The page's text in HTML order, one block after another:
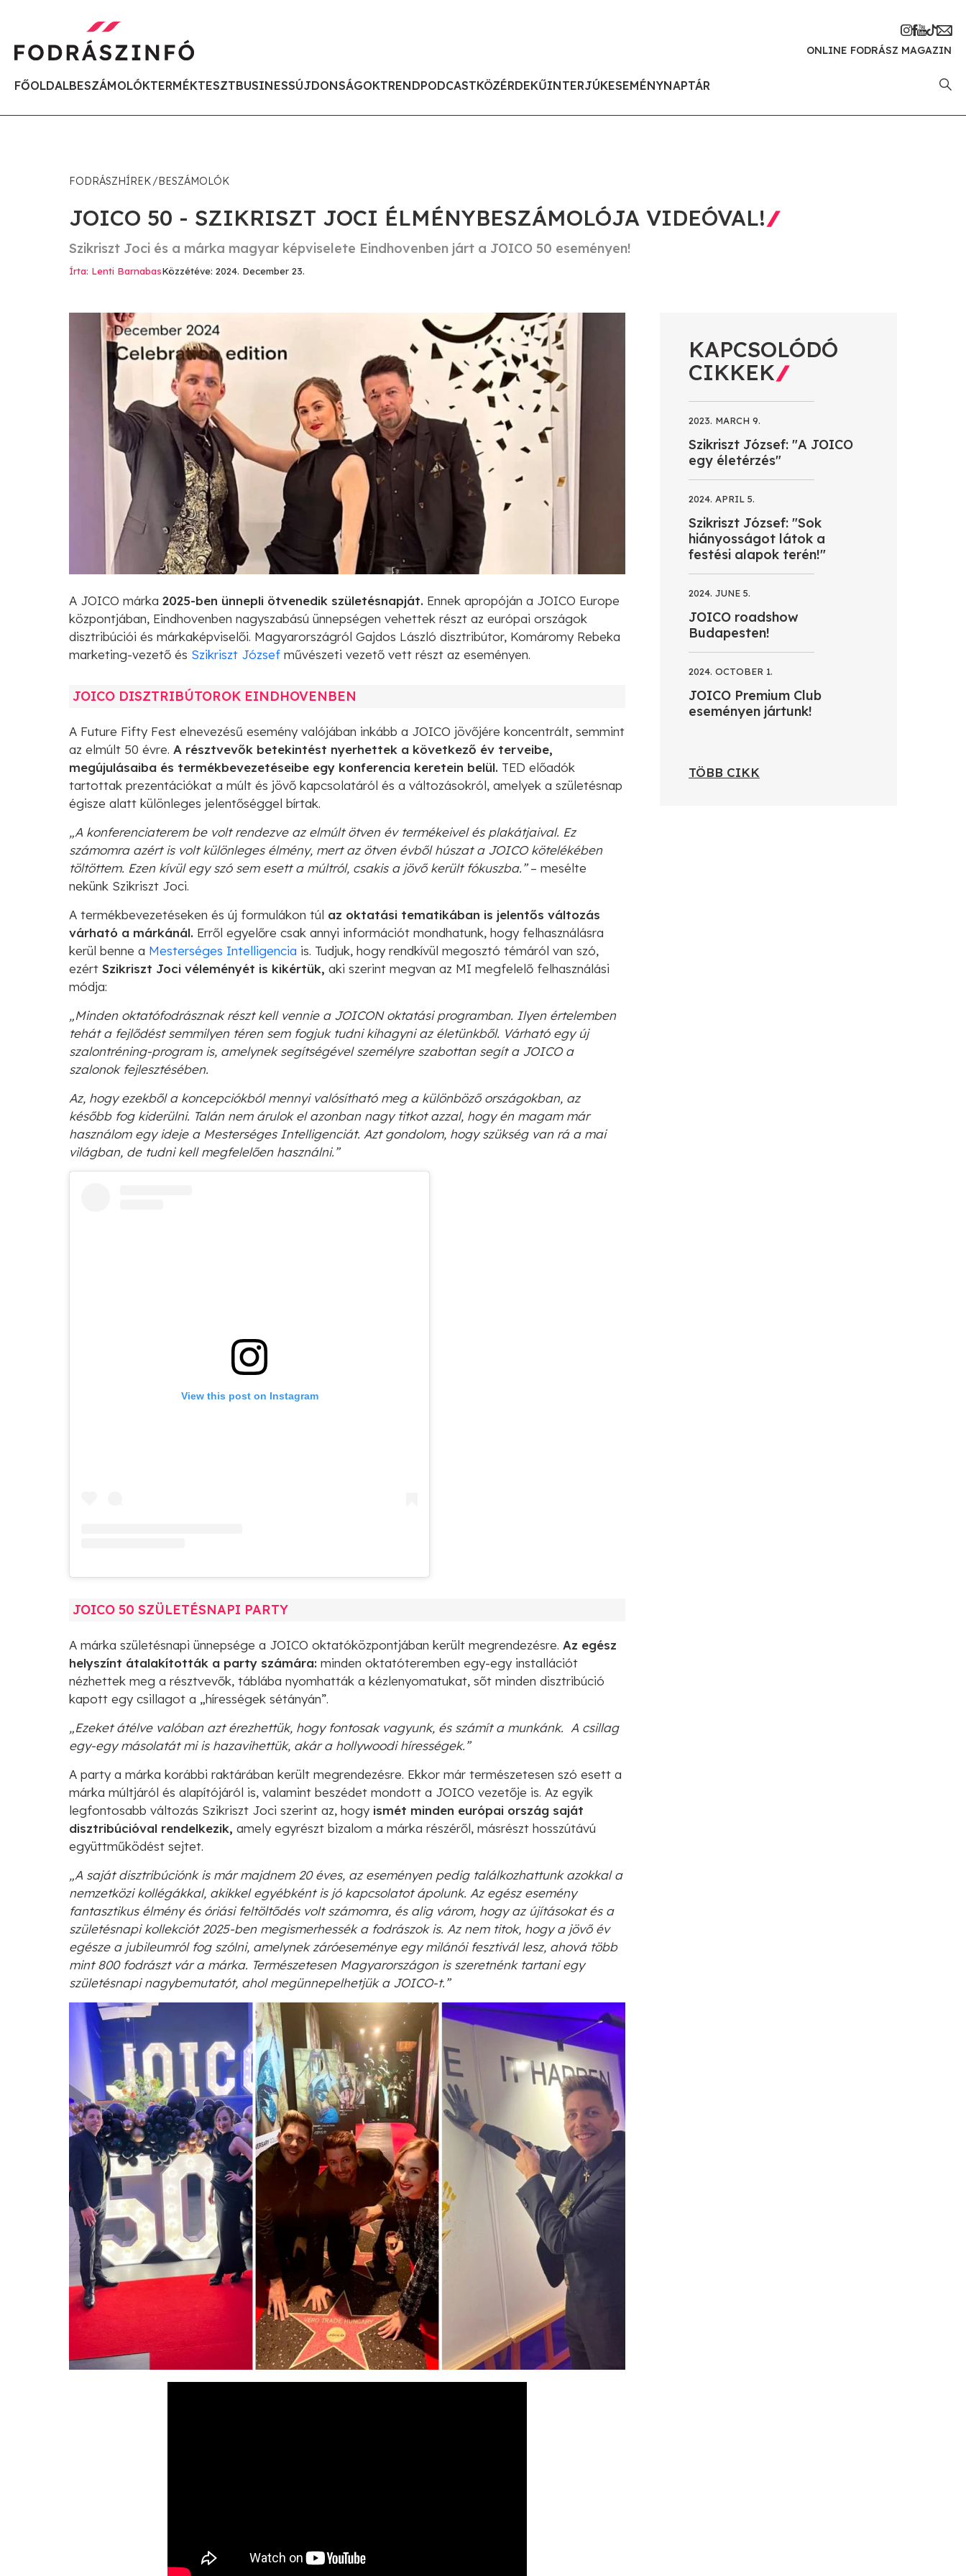
ONLINE FODRÁSZ MAGAZIN
FŐOLDALBESZÁMOLÓKTERMÉKTESZTBUSINESSÚJDONSÁGOKTRENDPODCASTKÖZÉRDEKŰINTERJÚKESEMÉNYNAPTÁR
FODRÁSZHÍREK BESZÁMOLÓK
JOICO 50 - SZIKRISZT JOCI ÉLMÉNYBESZÁMOLÓJA VIDEÓVAL!
Szikriszt Joci és a márka magyar képviselete Eindhovenben járt a JOICO 50 eseményen!
Írta: Lenti BarnabasKözzétéve: 2024. December 23.
A JOICO márka 2025-ben ünnepli ötvenedik születésnapját. Ennek apropóján a JOICO Europe
központjában, Eindhovenben nagyszabású ünnepségen vehettek részt az európai országok
disztribúciói és márkaképviselői. Magyarországról Gajdos László disztribútor, Komáromy Rebeka
marketing-vezető és Szikriszt József művészeti vezető vett részt az eseményen.
JOICO DISZTRIBÚTOROK EINDHOVENBEN
A Future Fifty Fest elnevezésű esemény valójában inkább a JOICO jövőjére koncentrált, semmint
az elmúlt 50 évre. A résztvevők betekintést nyerhettek a következő év terveibe,
megújulásaiba és termékbevezetéseibe egy konferencia keretein belül. TED előadók
tartottak prezentációkat a múlt és jövő kapcsolatáról és a változásokról, amelyek a születésnap
égisze alatt különleges jelentőséggel bírtak.
„A konferenciaterem be volt rendezve az elmúlt ötven év termékeivel és plakátjaival. Ez
számomra azért is volt különleges élmény, mert az ötven évből húszat a JOICO kötelékében
töltöttem. Ezen kívül egy szó sem esett a múltról, csakis a jövő került fókuszba.”– mesélte
nekünk Szikriszt Joci.
A termékbevezetéseken és új formulákon túl az oktatási tematikában is jelentős változás
várható a márkánál. Erről egyelőre csak annyi információt mondhatunk, hogy felhasználásra
kerül benne a Mesterséges Intelligencia is. Tudjuk, hogy rendkívül megosztó témáról van szó,
ezért Szikriszt Joci véleményét is kikértük, aki szerint megvan az MI megfelelő felhasználási
módja:
„Minden oktatófodrásznak részt kell vennie a JOICON oktatási programban. Ilyen értelemben
tehát a fejlődést semmilyen téren sem fogjuk tudni kihagyni az életünkből. Várható egy új
szalontréning-program is, amelynek segítségével személyre szabottan segít a JOICO a
szalonok fejlesztésében.
Az, hogy ezekből a koncepciókból mennyi valósítható meg a különböző országokban, az
később fog kiderülni. Talán nem árulok el azonban nagy titkot azzal, hogy én magam már
használom egy ideje a Mesterséges Intelligenciát. Azt gondolom, hogy szükség van rá a mai
világban, de tudni kell megfelelően használni.”
View this post on Instagram
JOICO 50 SZÜLETÉSNAPI PARTY
A márka születésnapi ünnepsége a JOICO oktatóközpontjában került megrendezésre. Az egész
helyszínt átalakították a party számára: minden oktatóteremben egy-egy installációt
nézhettek meg a résztvevők, táblába nyomhatták a kézlenyomatukat, sőt minden disztribúció
kapott egy csillagot a „hírességek sétányán”.
„Ezeket átélve valóban azt érezhettük, hogy fontosak vagyunk, és számít a munkánk. A csillag
egy-egy másolatát mi is hazavihettük, akár a hollywoodi hírességek.”
A party a márka korábbi raktárában került megrendezésre. Ekkor már természetesen szó esett a
márka múltjáról és alapítójáról is, valamint beszédet mondott a JOICO vezetője is. Az egyik
legfontosabb változás Szikriszt Joci szerint az, hogy ismét minden európai ország saját
disztribúcióval rendelkezik, amely egyrészt bizalom a márka részéről, másrészt hosszútávú
együttműködést sejtet.
„A saját disztribúciónk is már majdnem 20 éves, az eseményen pedig találkozhattunk azokkal a
nemzetközi kollégákkal, akikkel egyébként is jó kapcsolatot ápolunk. Az egész esemény
fantasztikus élmény és óriási feltöltődés volt számomra, és alig várom, hogy az újításokat és a
születésnapi kollekciót 2025-ben megismerhessék a fodrászok is. Az nem titok, hogy a jövő év
egésze a jubileumról fog szólni, amelynek záróeseménye egy milánói fesztivál lesz, ahová több
mint 800 fodrászt vár a márka. Természetesen Magyarországon is szeretnénk tartani egy
születésnapi nagybemutatót, ahol megünnepelhetjük a JOICO-t.”
KAPCSOLÓDÓ
CIKKEK
2023. MARCH 9.
Szikriszt József: "A JOICO
egy életérzés"
2024. APRIL 5.
Szikriszt József: "Sok
hiányosságot látok a
festési alapok terén!"
2024. JUNE 5.
JOICO roadshow
Budapesten!
2024. OCTOBER 1.
JOICO Premium Club
eseményen jártunk!
TÖBB CIKK